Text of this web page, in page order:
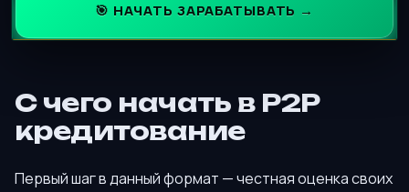
🎯 НАЧАТЬ ЗАРАБАТЫВАТЬ →
С чего начать в P2P
кредитование
Первый шаг в данный формат — честная оценка своих